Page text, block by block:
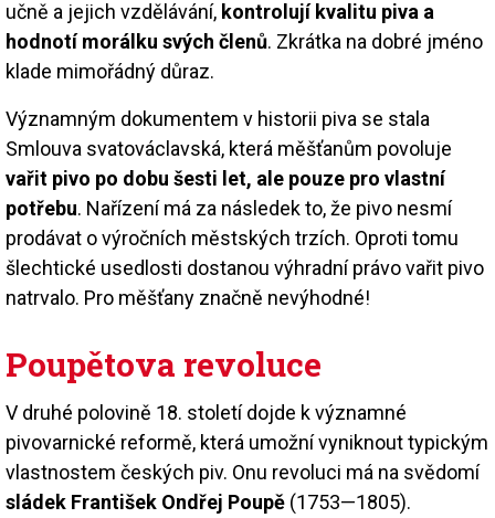
učně a jejich vzdělávání, kontrolují kvalitu piva a
hodnotí morálku svých členů. Zkrátka na dobré jméno
klade mimořádný důraz.
Významným dokumentem v historii piva se stala
Smlouva svatováclavská, která měšťanům povoluje
vařit pivo po dobu šesti let, ale pouze pro vlastní
potřebu. Nařízení má za následek to, že pivo nesmí
prodávat o výročních městských trzích. Oproti tomu
šlechtické usedlosti dostanou výhradní právo vařit pivo
natrvalo. Pro měšťany značně nevýhodné!
Poupětova revoluce
V druhé polovině 18. století dojde k významné
pivovarnické reformě, která umožní vyniknout typickým
vlastnostem českých piv. Onu revoluci má na svědomí
sládek František Ondřej Poupě (1753—1805).